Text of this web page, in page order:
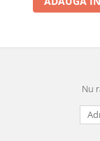
Pentru Casa si
Accesorii aragaze
Pirostrii si
Nu